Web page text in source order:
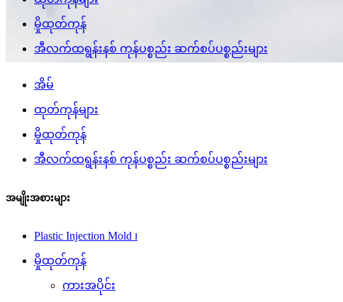
မှိုထုတ်ကုန်
အီလက်ထရွန်းနစ် ကုန်ပစ္စည်း ဆက်စပ်ပစ္စည်းများ
အိမ်
ထုတ်ကုန်များ
မှိုထုတ်ကုန်
အီလက်ထရွန်းနစ် ကုန်ပစ္စည်း ဆက်စပ်ပစ္စည်းများ
အမျိုးအစားများ
Plastic Injection Mold ၊
မှိုထုတ်ကုန်
ကားအပိုင်း